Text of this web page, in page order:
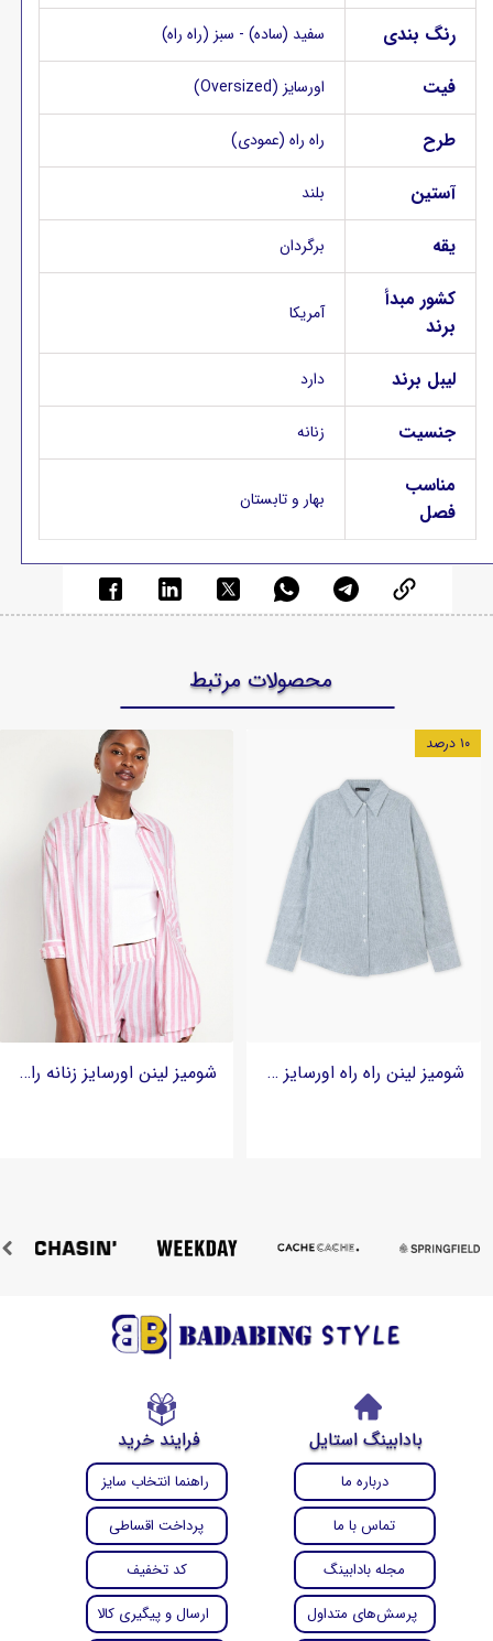
رنگ بندی سفید (ساده) - سبز (راه راه)
فیت اورسایز (Oversized)
طرح راه راه (عمودی)
آستین بلند
یقه برگردان
کشور مبدأ
برند
آمریکا
لیبل برند دارد
جنسیت زنانه
مناسب
فصل
بهار و تابستان
شومیز لینن اورسایز زنانه راه راه برند الد نیوی Old Navy شومیز لینن راه راه اورسایز زنانه برند گلوریا جینز Gloria Jeans
۱۰ درصد
محصولات مرتبط
فرایند خرید بادابینگ استایل
راهنما انتخاب سایز
پرداخت اقساطی
کد تخفیف
ارسال و پیگیری کالا
درباره ما
تماس با ما
مجله بادابینگ
پرسش‌های متداول